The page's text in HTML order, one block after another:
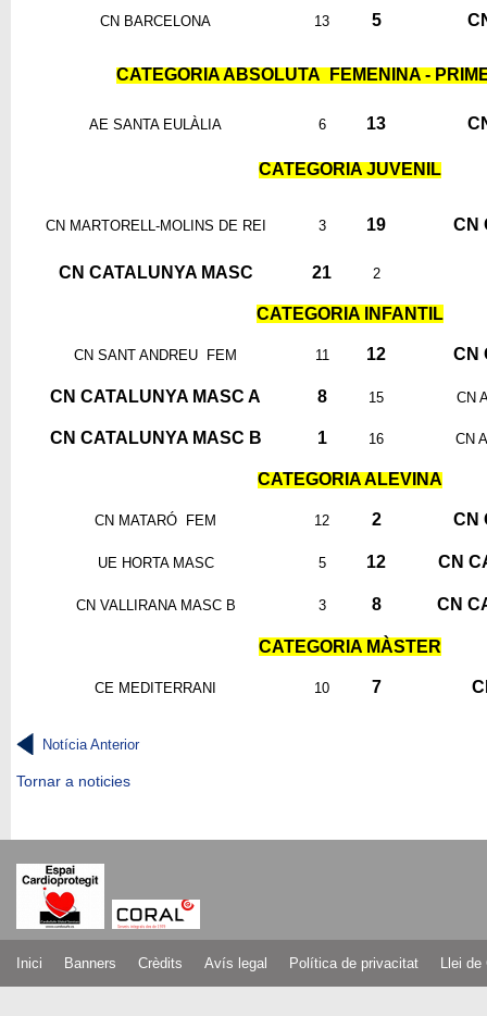
CN BARCELONA 13 5
CATEGORIA ABSOLUTA FEMENINA -
AE SANTA EULÀLIA 6 13
CATEGORIA JUVENIL
CN MARTORELL-MOLINS DE REI 3 19 CN
CN CATALUNYA MASC 21 2
CATEGORIA INFANTIL
CN SANT ANDREU FEM 11 12 CN
CN CATALUNYA MASC A 8 15 CN
CN CATALUNYA MASC B 1 16 CN
CATEGORIA ALEVINA
CN MATARÓ FEM 12 2 CN
UE HORTA MASC 5 12 CN
CN VALLIRANA MASC B 3 8 CN
CATEGORIA MÀSTER
CE MEDITERRANI 10 7
Notícia Anterior
Tornar a noticies
Inici Banners Crèdits Avís legal Política de privacitat Llei de